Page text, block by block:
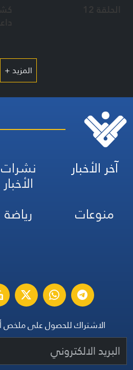
الحلقة 12
المزيد +
آخر الأخبار نشرات
الأخبار
منوعات
رياضة
الاشتراك للحصول على